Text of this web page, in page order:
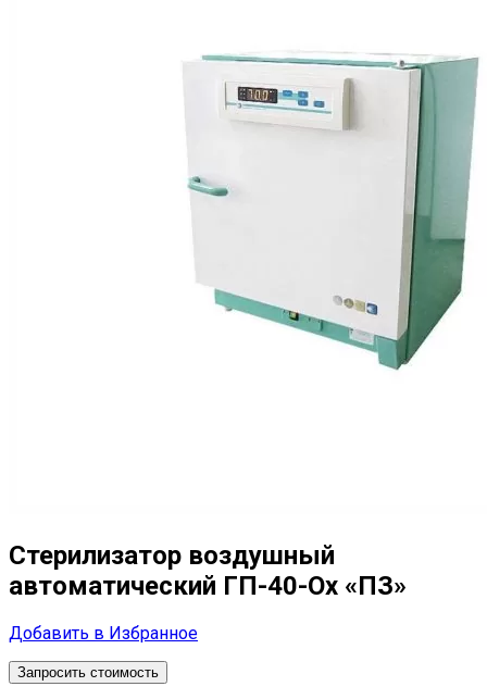
Стерилизатор воздушный
автоматический ГП-40-Ох «ПЗ»
Добавить в Избранное
Запросить стоимость